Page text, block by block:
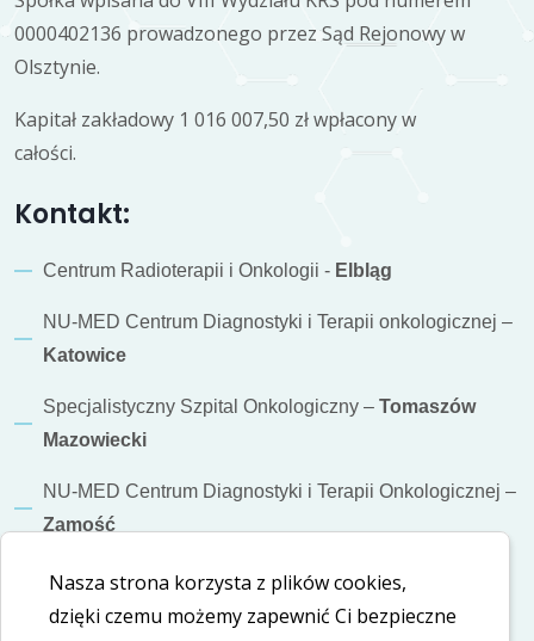
0000402136 prowadzonego przez Sąd Rejonowy w
Olsztynie.
Kapitał zakładowy 1 016 007,50 zł wpłacony w
całości.
Kontakt:
Centrum Radioterapii i Onkologii - Elbląg
NU-MED Centrum Diagnostyki i Terapii onkologicznej –
Katowice
Specjalistyczny Szpital Onkologiczny – Tomaszów
Mazowiecki
NU-MED Centrum Diagnostyki i Terapii Onkologicznej –
Zamość
Informacje dodatkowe
Nasza strona korzysta z plików cookies,
dzięki czemu możemy zapewnić Ci bezpieczne